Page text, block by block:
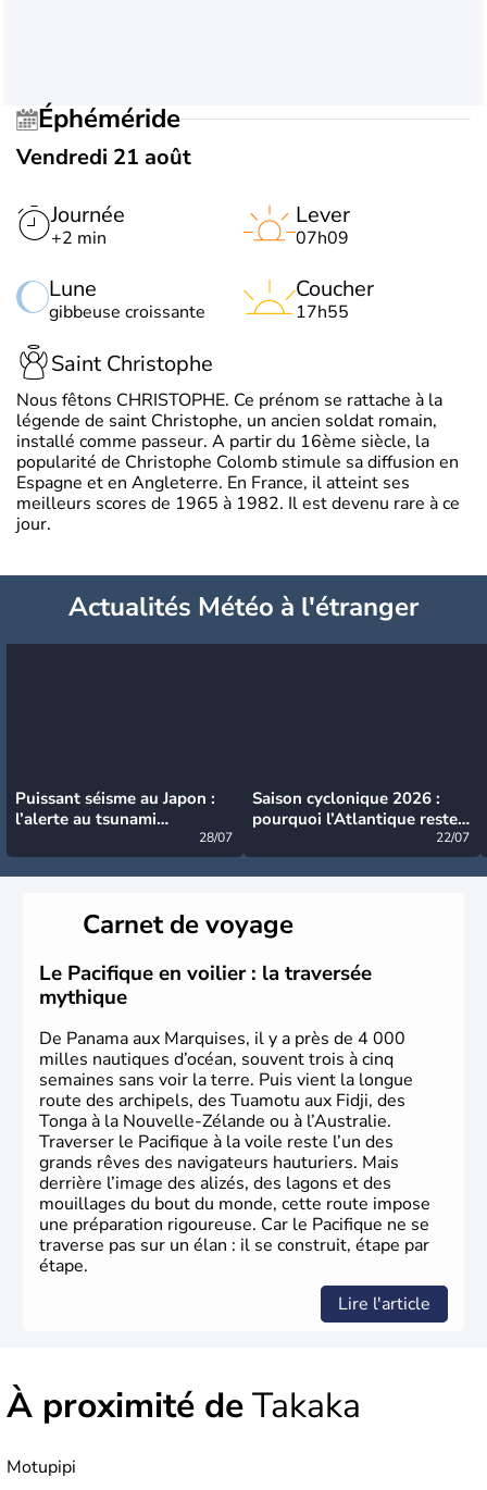
Éphéméride
Vendredi 21 août
Journée
+2 min
Lune
gibbeuse croissante
Lever
07h09
Coucher
17h55
Saint Christophe
Nous fêtons CHRISTOPHE. Ce prénom se rattache à la
légende de saint Christophe, un ancien soldat romain,
installé comme passeur. A partir du 16ème siècle, la
popularité de Christophe Colomb stimule sa diffusion en
Espagne et en Angleterre. En France, il atteint ses
meilleurs scores de 1965 à 1982. Il est devenu rare à ce
jour.
Actualités Météo à l'étranger
Puissant séisme au Japon :
l’alerte au tsunami
28/07
Saison cyclonique 2026 :
pourquoi l’Atlantique reste
22/07
Carnet de voyage
Le Pacifique en voilier : la traversée
mythique
De Panama aux Marquises, il y a près de 4 000
milles nautiques d’océan, souvent trois à cinq
semaines sans voir la terre. Puis vient la longue
route des archipels, des Tuamotu aux Fidji, des
Tonga à la Nouvelle-Zélande ou à l’Australie.
Traverser le Pacifique à la voile reste l’un des
grands rêves des navigateurs hauturiers. Mais
derrière l’image des alizés, des lagons et des
mouillages du bout du monde, cette route impose
une préparation rigoureuse. Car le Pacifique ne se
traverse pas sur un élan : il se construit, étape par
étape.
Lire l'article
À proximité deTakaka
Motupipi